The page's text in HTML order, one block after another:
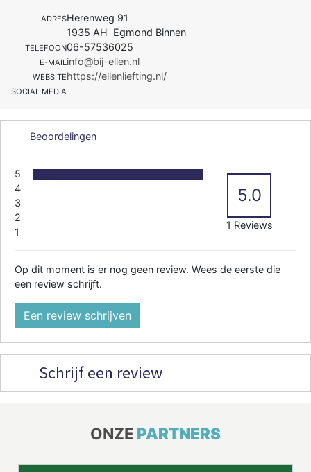
ADRESHerenweg 91
1935 AH Egmond Binnen
TELEFOON06-57536025
E-MAILinfo@bij-ellen.nl
WEBSITEhttps://ellenliefting.nl/
SOCIAL MEDIA
Beoordelingen
5
4
3
2
1
5.0
1 Reviews
Op dit moment is er nog geen review. Wees de eerste die
een review schrijft.
Een review schrijven
Schrijf een review
ONZE PARTNERS